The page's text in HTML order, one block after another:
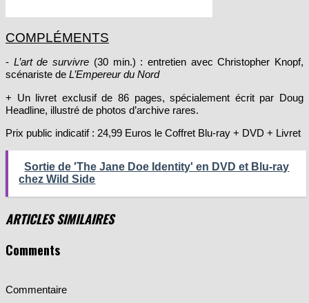
COMPLÉMENTS
L’art de survivre (30 min.) : entretien avec Christopher Knopf,
scénariste de L’Empereur du Nord
+ Un livret exclusif de 86 pages, spécialement écrit par Doug
Headline, illustré de photos d’archive rares.
Prix public indicatif : 24,99 Euros le Coffret Blu-ray + DVD + Livret
Sortie de 'The Jane Doe Identity' en DVD et Blu-ray
chez Wild Side
ARTICLES SIMILAIRES
Comments
Commentaire